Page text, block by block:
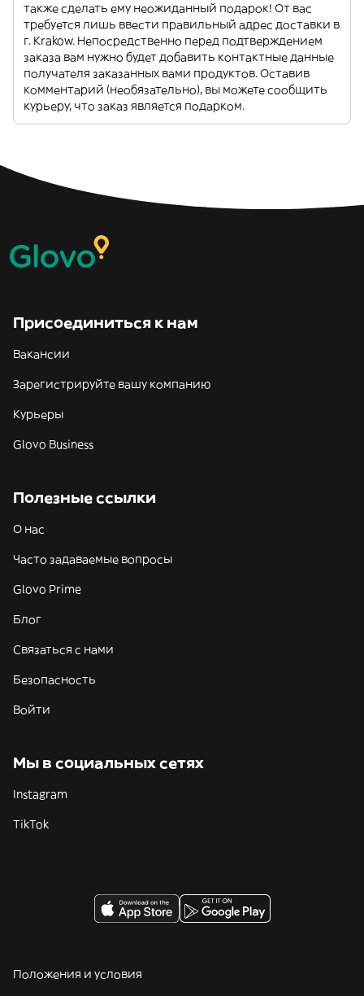
также сделать ему неожиданный подарок! От вас
требуется лишь ввести правильный адрес доставки в
г. Krakow. Непосредственно перед подтверждением
заказа вам нужно будет добавить контактные данные
получателя заказанных вами продуктов. Оставив
комментарий (необязательно), вы можете сообщить
курьеру, что заказ является подарком.
Присоединиться к нам
Вакансии
Зарегистрируйте вашу компанию
Курьеры
Glovo Business
Полезные ссылки
О нас
Часто задаваемые вопросы
Glovo Prime
Блог
Связаться с нами
Безопасность
Войти
Мы в социальных сетях
Instagram
TikTok
Положения и условия